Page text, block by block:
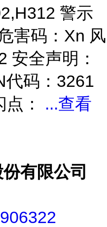
警示
害码：Xn 风
安全声明：
代码：3261
： ...查看
有限公司